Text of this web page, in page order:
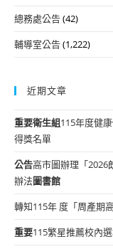
總務處公告(42)
輔導室公告(1,222)
近期文章
重要衛生組115年度健
得獎名單
公告高市圖辦理「2026
辦法圖書館
轉知115年 度「周產期
重要115繁星推薦校內